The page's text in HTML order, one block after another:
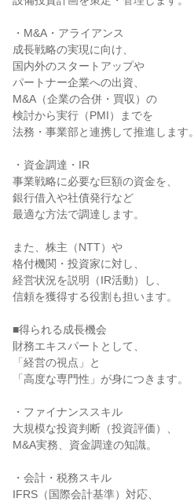
・M&A・アライアンス
成長戦略の実現に向け、
国内外のスタートアップや
パートナー企業への出資、
M&A（企業の合併・買収）の
検討から実行（PMI）までを
法務・事業部と連携して推進します。
・資金調達・IR
事業戦略に必要な巨額の資金を、
銀行借入や社債発行など
最適な方法で調達します。
また、株主（NTT）や
格付機関・投資家に対し、
経営状況を説明（IR活動）し、
信頼を獲得する役割も担います。
■得られる成長機会
財務エキスパートとして、
「経営の視点」と
「高度な専門性」が身につきます。
・ファイナンススキル
大規模な投資判断（投資評価）、
M&A実務、資金調達の知識。
・会計・税務スキル
IFRS（国際会計基準）対応、